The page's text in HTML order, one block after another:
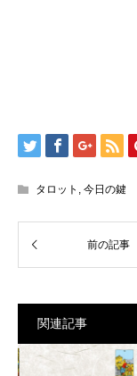
タロット , 今日の鍵
関連記事